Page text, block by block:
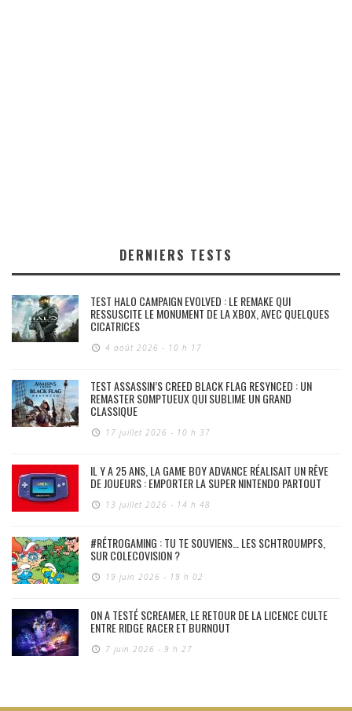
DERNIERS TESTS
TEST HALO CAMPAIGN EVOLVED : LE REMAKE QUI
RESSUSCITE LE MONUMENT DE LA XBOX, AVEC QUELQUES
CICATRICES
4 août 2026 - 10 h 17
TEST ASSASSIN’S CREED BLACK FLAG RESYNCED : UN
REMASTER SOMPTUEUX QUI SUBLIME UN GRAND
CLASSIQUE
17 juillet 2026 - 10 h 37
IL Y A 25 ANS, LA GAME BOY ADVANCE RÉALISAIT UN RÊVE
DE JOUEURS : EMPORTER LA SUPER NINTENDO PARTOUT
13 juillet 2026 - 14 h 48
#RÉTROGAMING : TU TE SOUVIENS… LES SCHTROUMPFS,
SUR COLECOVISION ?
19 juin 2026 - 19 h 02
ON A TESTÉ SCREAMER, LE RETOUR DE LA LICENCE CULTE
ENTRE RIDGE RACER ET BURNOUT
7 juin 2026 - 9 h 27